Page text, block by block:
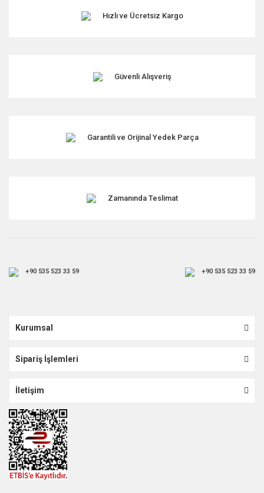
Ürün resmi kalitesiz, bozuk veya görüntülenemiyor.
Ürün fiyatı diğer sitelerden daha pahalı.
Hızlı ve Ücretsiz Kargo
Güvenli Alışveriş
Garantili ve Orijinal Yedek Parça
Zamanında Teslimat
+90 535 523 33 59 +90 535 523 33 59
Kurumsal
Sipariş İşlemleri
İletişim